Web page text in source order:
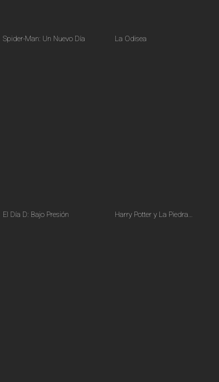
Spider-Man: Un Nuevo Día La Odisea
El Día D: Bajo Presión Harry Potter y La Piedra…